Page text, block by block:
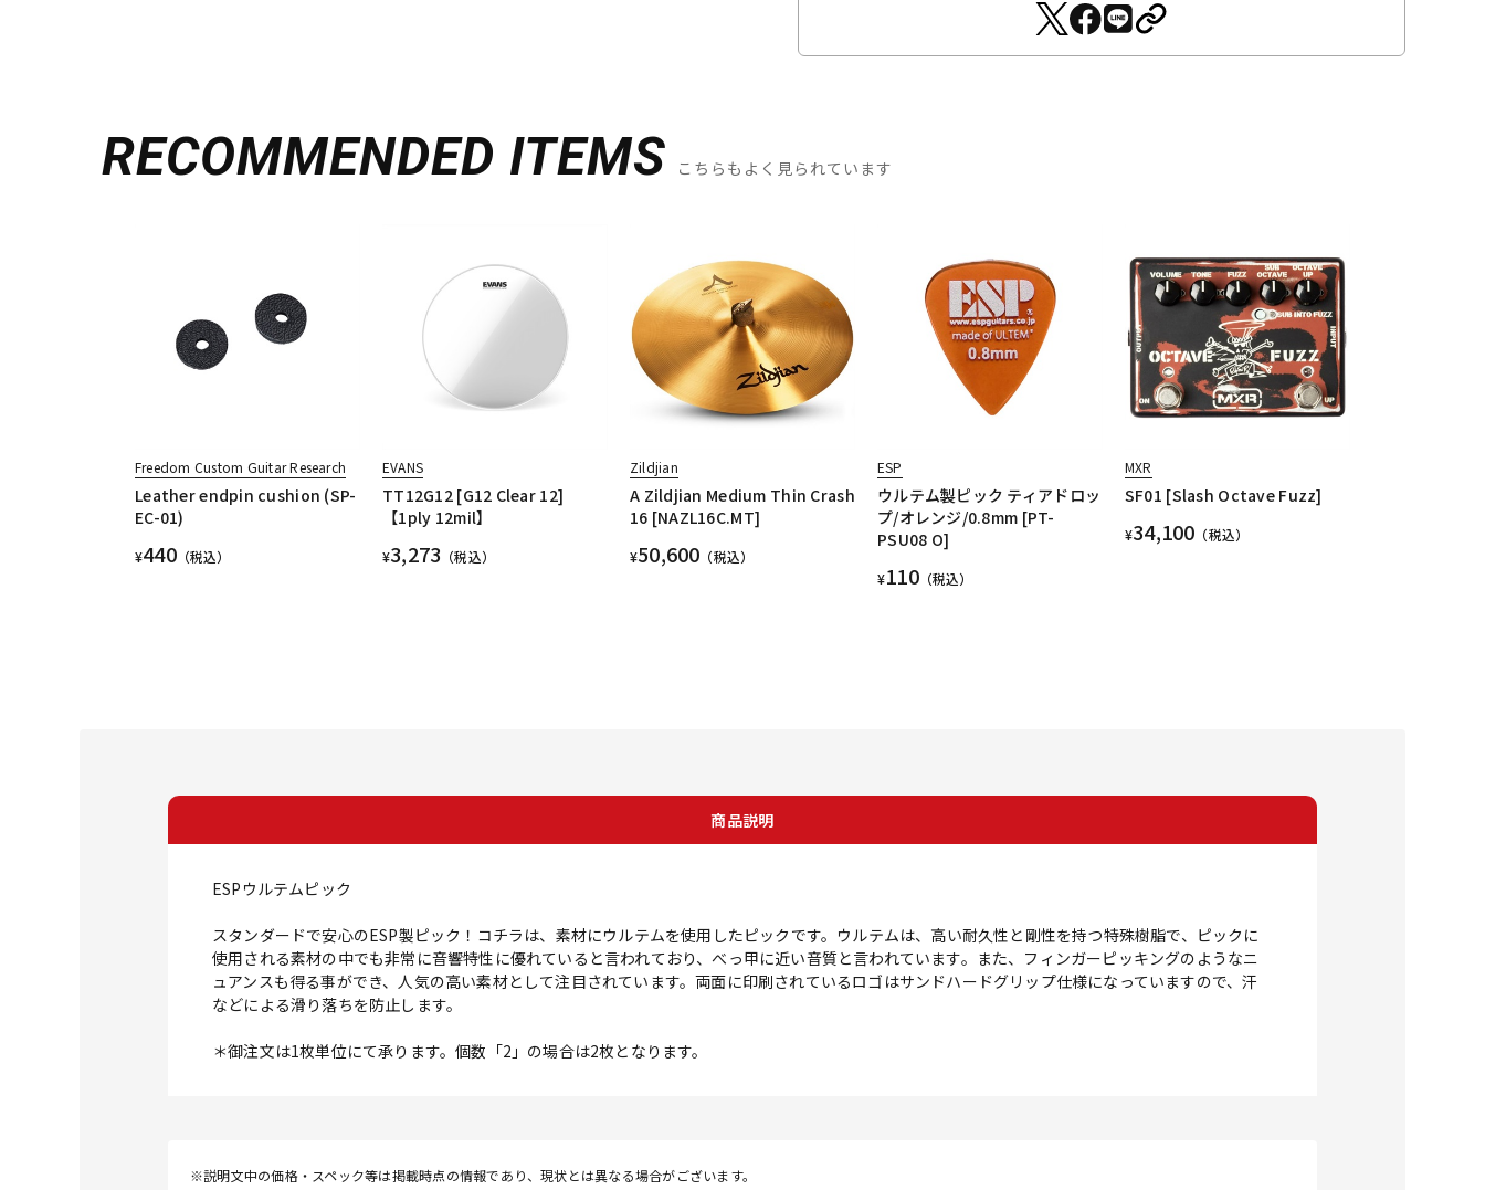
RECOMMENDED ITEMS こちらもよく見られています
Freedom Custom Guitar Research
Leather endpin cushion (SP-
EC-01)
¥440（税込）
EVANS
TT12G12 [G12 Clear 12]
【1ply 12mil】
¥3,273 （税込）
Zildjian
A Zildjian Medium Thin Crash
16 [NAZL16C.MT]
¥50,600 （税込）
ESP
ウルテム製ピック ティアドロッ
プ/オレンジ/0.8mm [PT-
PSU08 O]
¥110（税込）
MXR
SF01 [Slash Octave Fuzz]
¥34,100 （税込）
商品説明
ESPウルテムピック
スタンダードで安心のESP製ピック！コチラは、素材にウルテムを使用したピックです。ウルテムは、高い耐久性と剛性を持つ特殊樹脂で、ピックに
使用される素材の中でも非常に音響特性に優れていると言われており、べっ甲に近い音質と言われています。また、フィンガーピッキングのようなニ
ュアンスも得る事ができ、人気の高い素材として注目されています。両面に印刷されているロゴはサンドハードグリップ仕様になっていますので、汗
などによる滑り落ちを防止します。
＊御注文は1枚単位にて承ります。個数「2」の場合は2枚となります。
※説明文中の価格・スペック等は掲載時点の情報であり、現状とは異なる場合がございます。